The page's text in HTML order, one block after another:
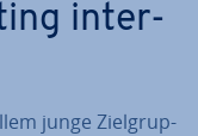
in­ter­
junge Ziel­grup­